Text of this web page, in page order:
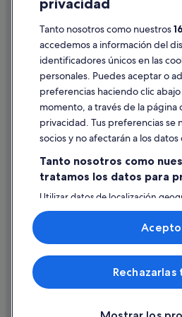
Información legal/contacto
Pautas sobre el contenido y cómo
Ayuda
Cancelar un vuelo
Cancelar una reserva de hotel o de un
Utilizar un cupón de Expedia
Documentos para viajes internacionales
© 2026 Expedia, Inc., una empresa de
derechos reservados. Expedia y el
comerciales o marcas comerciales
privacidad
Tanto nosotros como nuestros16
accedemos a información del
identificadores únicos en las
personales. Puedes aceptar o
preferencias haciendo clic
momento, a través de la página
privacidad. Tus preferencias se
socios y no afectarán a los
Tanto nosotros como
tratamos los datos para
Utilizar datos de localización
activamente las características
identificación. Almacenar la
y/o acceder a ella. Publicidad y
medición de publicidad y
audiencia y desarrollo de servicios.
Lista de asociadosRechazarlas
Acepto